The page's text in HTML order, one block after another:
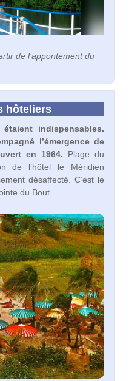
de l’appontement du
hôteliers
indispensables.
l’émergence de
en 1964. Plage du
de l’hôtel le Méridien
désaffecté. C’est le
du Bout.